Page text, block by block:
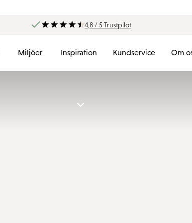
4,8 / 5 Trustpilot
Miljöer Inspiration Kundservice Om